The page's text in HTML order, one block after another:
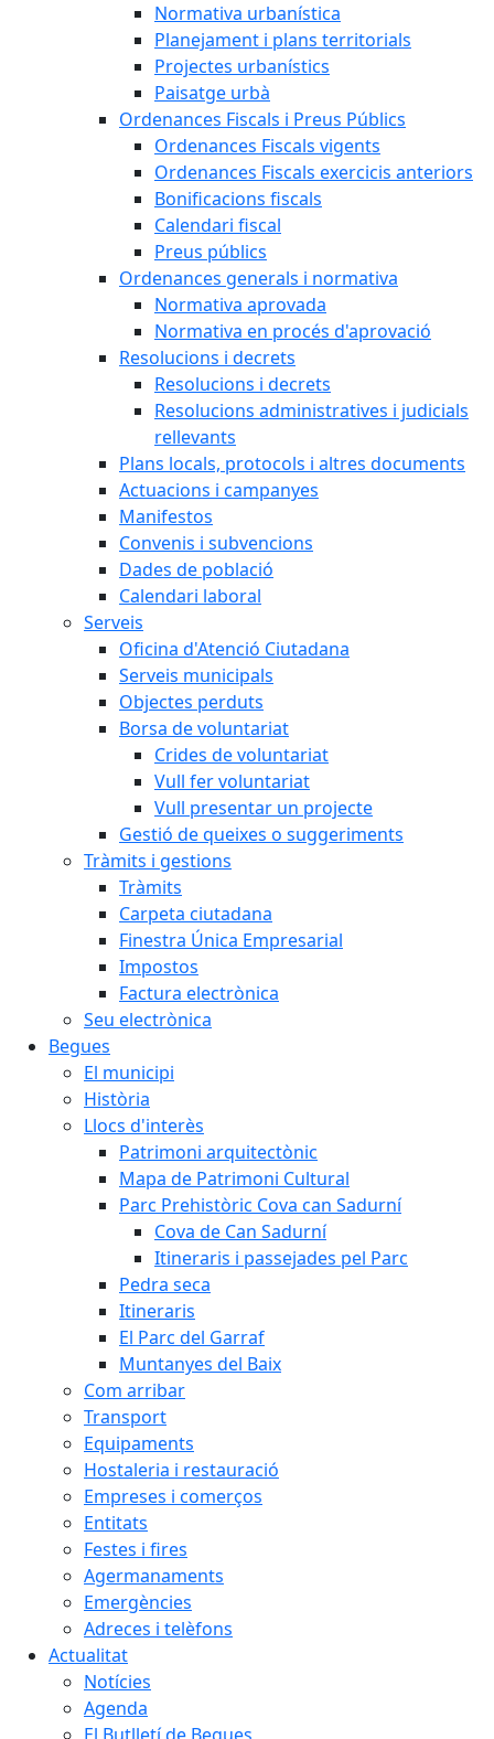
Normativa urbanística
Planejament i plans territorials
Projectes urbanístics
Paisatge urbà
Ordenances Fiscals i Preus Públics
Ordenances Fiscals vigents
Ordenances Fiscals exercicis anteriors
Bonificacions fiscals
Calendari fiscal
Preus públics
Ordenances generals i normativa
Normativa aprovada
Normativa en procés d'aprovació
Resolucions i decrets
Resolucions i decrets
Resolucions administratives i judicials
rellevants
Plans locals, protocols i altres documents
Actuacions i campanyes
Manifestos
Convenis i subvencions
Dades de població
Calendari laboral
Serveis
Oficina d'Atenció Ciutadana
Serveis municipals
Objectes perduts
Borsa de voluntariat
Crides de voluntariat
Vull fer voluntariat
Vull presentar un projecte
Gestió de queixes o suggeriments
Tràmits i gestions
Tràmits
Carpeta ciutadana
Finestra Única Empresarial
Impostos
Factura electrònica
Seu electrònica
Begues
El municipi
Història
Llocs d'interès
Patrimoni arquitectònic
Mapa de Patrimoni Cultural
Parc Prehistòric Cova can Sadurní
Cova de Can Sadurní
Itineraris i passejades pel Parc
Pedra seca
Itineraris
El Parc del Garraf
Muntanyes del Baix
Com arribar
Transport
Equipaments
Hostaleria i restauració
Empreses i comerços
Entitats
Festes i fires
Agermanaments
Emergències
Adreces i telèfons
Actualitat
Notícies
Agenda